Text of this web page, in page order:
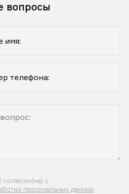
вопросы
согласен(на) с
персональных данных